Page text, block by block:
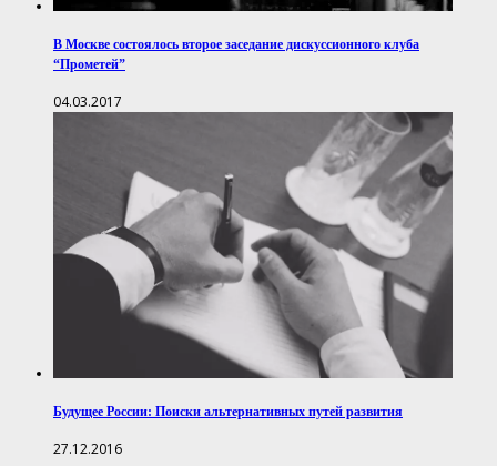
В Москве состоялось второе заседание дискуссионного клуба
“Прометей”
04.03.2017
Будущее России: Поиски альтернативных путей развития
27.12.2016